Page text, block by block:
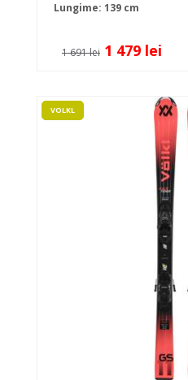
Lungime: 139 cm
1 691 lei 1 479 lei
VOLKL